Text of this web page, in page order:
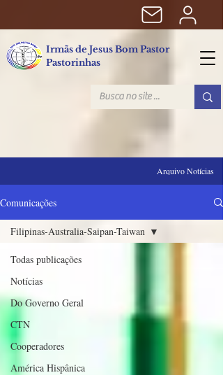
Irmãs de Jesus Bom Pastor
Pastorinhas
Arquivo Notícias
Comunicações
Todas publicações
Notícias
Do Governo Geral
CTN
Cooperadores
América Hispânica
Filipinas-Australia-Saipan-Taiwan